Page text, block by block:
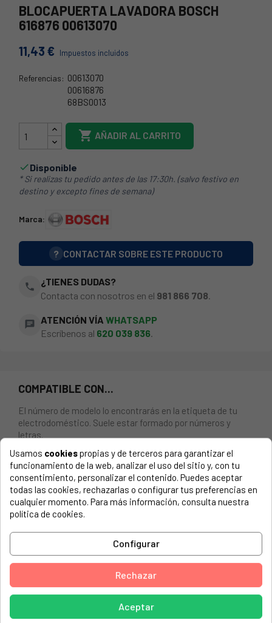
BLOCAPUERTA LAVADORA BOSCH
616876 00613070
11,43 € Impuestos incluidos
Referencias: 00613070
00616876
68BS0013
 AÑADIR AL CARRITO
Disponible
* Si realizas tu pedido antes de las 17:30h. (salvo festivo en
destino y excepto fines de semana)
Marca:
? CONTACTAR SOBRE ESTE PRODUCTO
phone
¿TIENES DUDAS?
Contacta con nosotros en el 981 866 708
chat ATENCIÓN VÍA WHATSAPP
Escríbenos al 620 039 836.
COMPATIBLE CON...
El número de modelo lo encontrarás en la etiqueta de tu
electrodoméstico. Suele estar formado por números y
letras.
BLOCAPUERTA LAVADORA BOSCH 616876
BALAY, 3TI71100A/07
BALAY, 3TI71100A/14
BALAY, 3TI71100A/20
BALAY, 3TI71100A/26
Usamos cookiespropias y de terceros para garantizar el
funcionamiento de la web, analizar el uso del sitio y, con tu
consentimiento, personalizar el contenido. Puedes aceptar
todas las cookies, rechazarlas o configurar tus preferencias en
cualquier momento. Para más información, consulta nuestra
política de cookies.
Configurar
Rechazar
Aceptar